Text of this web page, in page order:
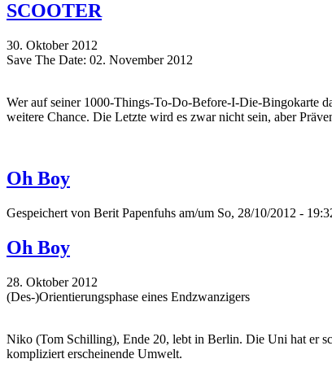
SCOOTER
30. Oktober 2012
Save The Date: 02. November 2012
Wer auf seiner 1000-Things-To-Do-Before-I-Die-Bingokarte
weitere Chance. Die Letzte wird es zwar nicht sein, aber
Oh Boy
Gespeichert von Berit Papenfuhs am/um So, 28/10/2012 -
Oh Boy
28. Oktober 2012
(Des-)Orientierungsphase eines Endzwanzigers
Niko (Tom Schilling), Ende 20, lebt in Berlin. Die Uni hat er
kompliziert erscheinende Umwelt.